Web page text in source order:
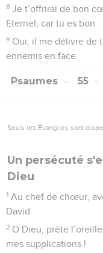
8 Je t’offrirai de bon
Eternel, car tu es bon.
9 Oui, il me délivre de
ennemis en face.
Psaumes 55
Seuls les Évangiles sont
Un persécuté
Dieu
1 Au chef de chœur,
David.
2 O Dieu, prête
mes supplications !